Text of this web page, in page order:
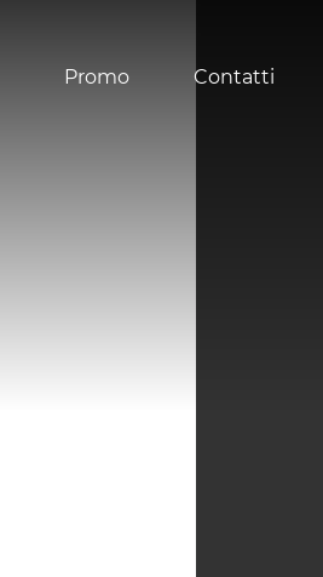
Promo Contatti